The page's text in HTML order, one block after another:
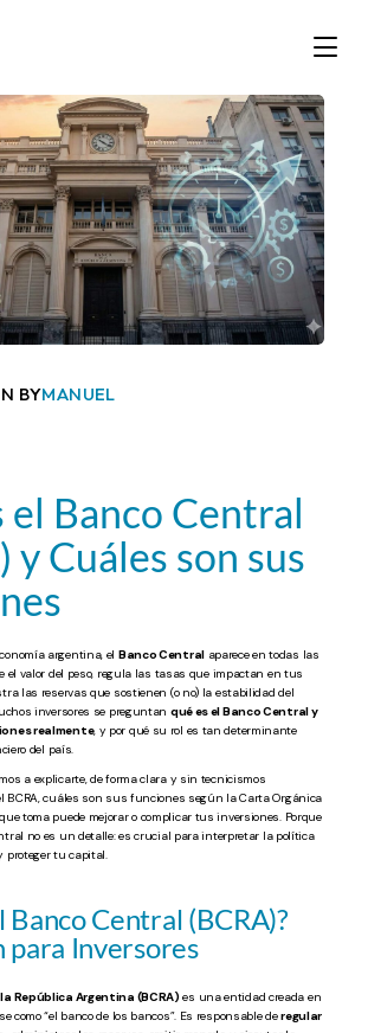
BYMANUEL
el Banco Central
y Cuáles son sus
argentina, el Banco Centralaparece en todas las
el valor del peso, regula las tasas que impactan en tus
las reservas que sostienen (o no) la estabilidad del
inversores se preguntan qué es el Banco Central y
realmente, y por qué su rol es tan determinante
del país.
a explicarte, de forma clara y sin tecnicismos
BCRA, cuáles son sus funciones según la Carta Orgánica
toma puede mejorar o complicar tus inversiones. Porque
no es un detalle: es crucial para interpretar la política
tu capital.
Banco Central (BCRA)?
para Inversores
República Argentina (BCRA)es una entidad creada en
como “el banco de los bancos”. Es responsable deregular